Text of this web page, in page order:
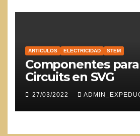
ARTICULOS ELECTRICIDAD STEM
Componentes
Circuits en SVG
27/03/2022